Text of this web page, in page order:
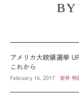
BY
アメリカ大統領選挙
これから
February 16, 2017 安井 明